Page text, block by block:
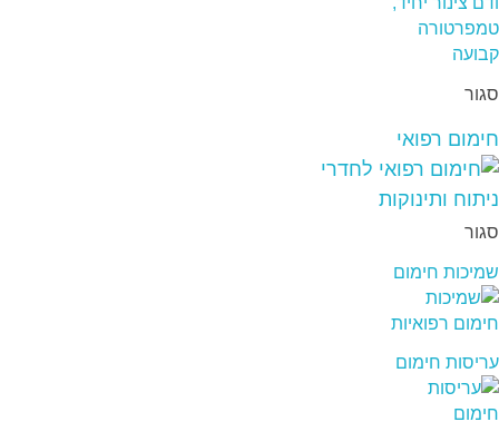
סגור
חימום רפואי
סגור
שמיכות חימום
עריסות חימום